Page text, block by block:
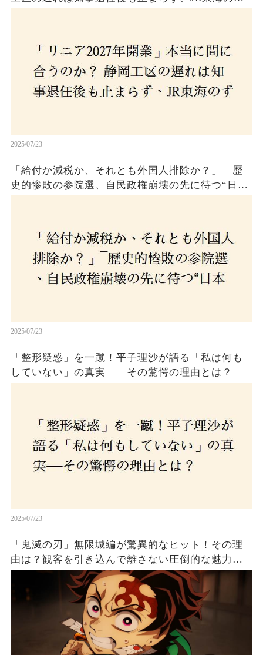
2025/07/23
「給付か減税か、それとも外国人排除か？」―歴
史的惨敗の参院選、自民政権崩壊の先に待つ“日本
2025/07/23
「整形疑惑」を一蹴！平子理沙が語る「私は何も
していない」の真実——その驚愕の理由とは？
2025/07/23
「鬼滅の刃」無限城編が驚異的なヒット！その理
由は？観客を引き込んで離さない圧倒的な魅力と